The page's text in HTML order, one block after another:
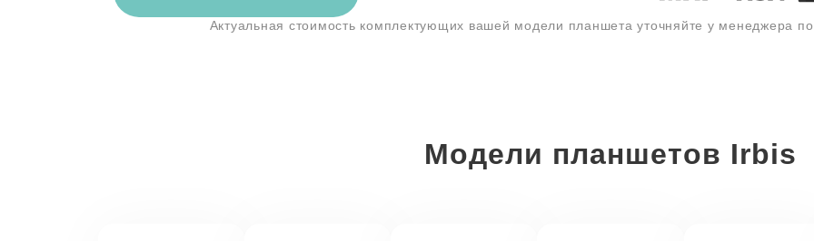
Актуальная стоимость комплектующих вашей модели планшета уточняйте у менеджера
Модели планшетов Irbis